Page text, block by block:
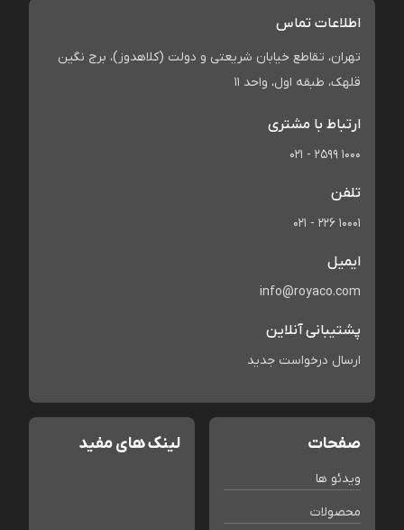
اطلاعات تماس
تهران، تقاطع خیابان شریعتی و دولت (کلاهدوز)، برج نگین
قلهک، طبقه اول، واحد 11
ارتباط با مشتری
021 - 2599 1000
تلفن
021 - 226 10001
ایمیل
info@royaco.com
پشتیبانی آنلاین
ارسال درخواست جدید
صفحات
ویدئو ها
محصولات
لینک های مفید